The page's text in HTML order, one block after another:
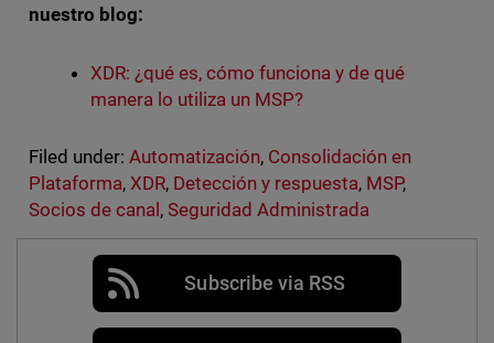
nuestro blog:
XDR: ¿qué es, cómo funciona y de qué
manera lo utiliza un MSP?
Filed under: Automatización, Consolidación en
Plataforma, XDR, Detección y respuesta, MSP,
Socios de canal , Seguridad Administrada
Subscribe via RSS